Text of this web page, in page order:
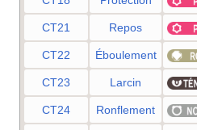
CT21 Repos
CT22 Éboulement
CT23 Larcin
CT24 Ronflement